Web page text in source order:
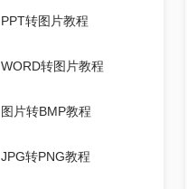
PPT转图片教程
WORD转图片教程
图片转BMP教程
JPG转PNG教程